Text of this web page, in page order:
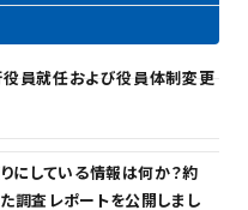
員就任および役員体制変更
にしている情報は何か？約
調査レポートを公開しまし